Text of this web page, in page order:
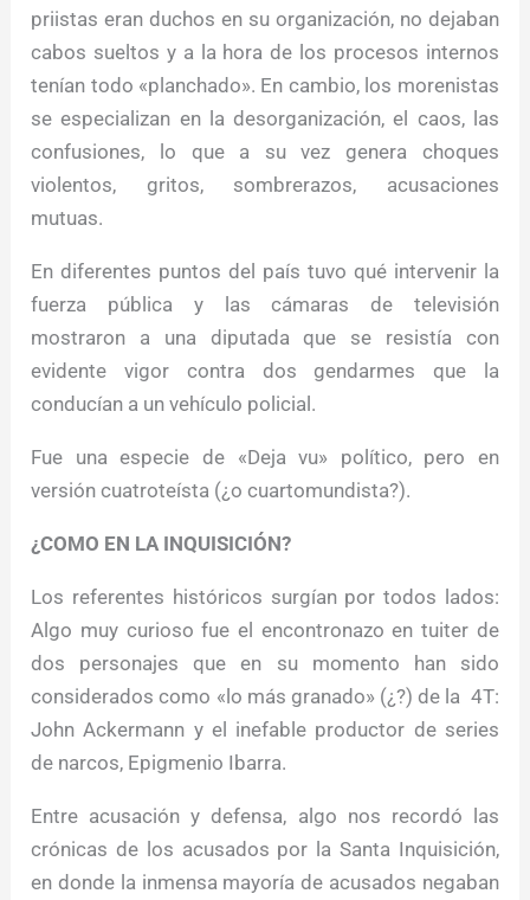
priistas eran duchos en su organización, no dejaban
cabos sueltos y a la hora de los procesos internos
tenían todo «planchado». En cambio, los morenistas
se especializan en la desorganización, el caos, las
confusiones, lo que a su vez genera choques
violentos, gritos, sombrerazos, acusaciones
mutuas.
En diferentes puntos del país tuvo qué intervenir la
fuerza pública y las cámaras de televisión
mostraron a una diputada que se resistía con
evidente vigor contra dos gendarmes que la
conducían a un vehículo policial.
Fue una especie de «Deja vu» político, pero en
versión cuatroteísta (¿o cuartomundista?).
¿COMO EN LA INQUISICIÓN?
Los referentes históricos surgían por todos lados:
Algo muy curioso fue el encontronazo en tuiter de
dos personajes que en su momento han sido
considerados como «lo más granado» (¿?) de la 4T:
John Ackermann y el inefable productor de series
de narcos, Epigmenio Ibarra.
Entre acusación y defensa, algo nos recordó las
crónicas de los acusados por la Santa Inquisición,
en donde la inmensa mayoría de acusados negaban